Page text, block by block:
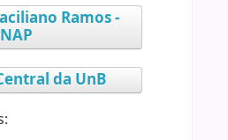
Ramos -
da UnB